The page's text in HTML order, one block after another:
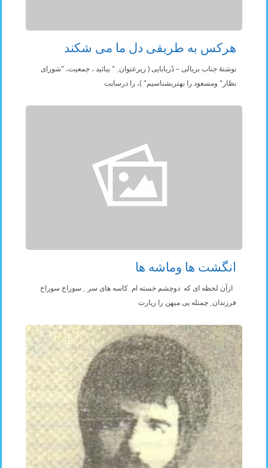
هرکس به طریقی دل ما می شکند
نوشتۀ جناب بریالی – دُربابایی ( زیرعنوان ِ " بیائید ، جمعیت، "شورای
نظار" ومسعود را بهتربشناسیم" )، را درسایت
انگشت ها وماشه ها
ازآن لحظه ای که دوچشم خسته ام کاسه های سر ِ سوراخ سوراخ
فرزندان ِ چمتله یی میهن را زیارت